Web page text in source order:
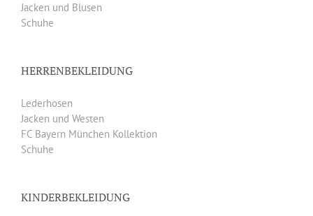
Jacken und Blusen
Schuhe
HERRENBEKLEIDUNG
Lederhosen
Jacken und Westen
FC Bayern München Kollektion
Schuhe
KINDERBEKLEIDUNG